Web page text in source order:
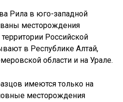
Рила в юго-западной
месторождения
Российской
в Республике Алтай,
области и на Урале.
имеются только на
месторождения